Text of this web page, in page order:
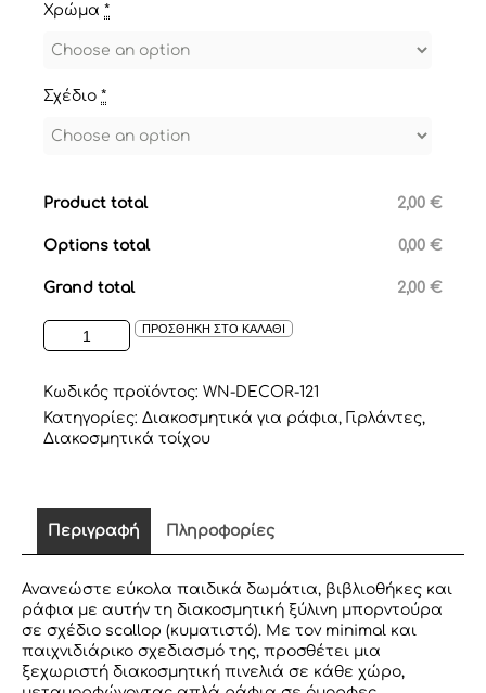
Χρώμα *
Σχέδιο *
Product total 2,00 €
Options total 0,00 €
Grand total 2,00 €
ΞΥΛΙΝΗ
ΔΙΑΚΟΣΜΗΤΙΚΗ
SCALLOP
ποσότητα
ΠΡΟΣΘΗΚΗ ΣΤΟ ΚΑΛΑΘΙ
Κωδικός προϊόντος: WN-DECOR-121
Κατηγορίες: Διακοσμητικά για ράφια, Γιρλάντες,
Διακοσμητικά τοίχου
Περιγραφή Πληροφορίες
Ανανεώστε εύκολα παιδικά δωμάτια, βιβλιοθήκες και
ράφια με αυτήν τη διακοσμητική ξύλινη μπορντούρα
σε σχέδιο scallop (κυματιστό). Με τον minimal και
παιχνιδιάρικο σχεδιασμό της, προσθέτει μια
ξεχωριστή διακοσμητική πινελιά σε κάθε χώρο,